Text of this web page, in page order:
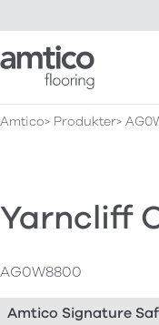
Amtico Flooring
Amtico Produkter
Yarncliff
AG0W8800
Amtico Signature